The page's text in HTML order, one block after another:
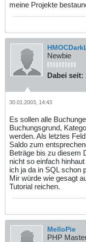
meine Projekte
Newbie
Dabei seit:
30.01.2003, 14:43
Es sollen alle
Buchungsgrund,
werden. Als letztes
Saldo zum
Beträge bis zu diesem
nicht so einfach
ich ja da in SQL schon
Mir würde wie gesagt
Tutorial reichen.
MelloPie
PHP